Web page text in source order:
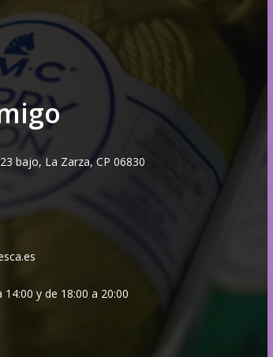
bajo, La Zarza, CP 06830
y de 18:00 a 20:00